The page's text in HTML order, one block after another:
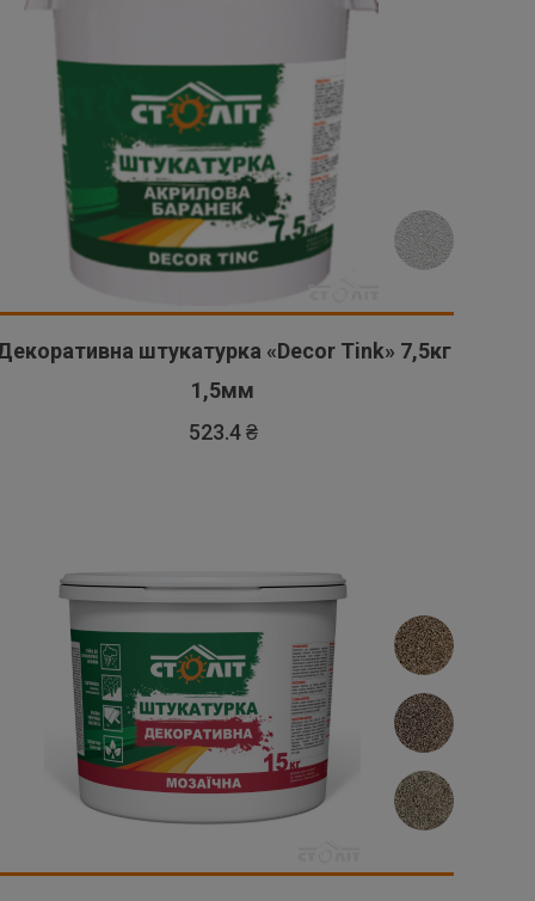
штукатурка «Decor Tink» 7,5кг
1,5мм
523.4 ₴